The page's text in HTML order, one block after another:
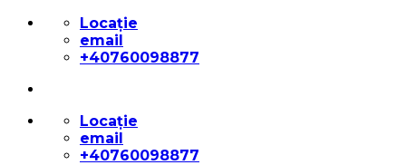
Skip
content
Locație
email
+40760098877
Locație
email
+40760098877